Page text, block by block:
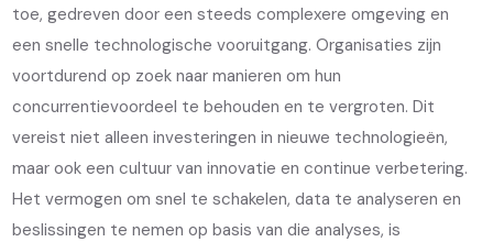
toe, gedreven door een steeds complexere omgeving en
een snelle technologische vooruitgang. Organisaties zijn
voortdurend op zoek naar manieren om hun
concurrentievoordeel te behouden en te vergroten. Dit
vereist niet alleen investeringen in nieuwe technologieën,
maar ook een cultuur van innovatie en continue verbetering.
Het vermogen om snel te schakelen, data te analyseren en
beslissingen te nemen op basis van die analyses, is